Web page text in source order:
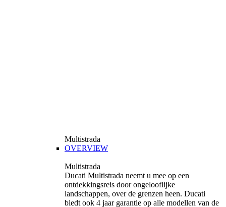
Multistrada
OVERVIEW
Multistrada
Ducati Multistrada neemt u mee op een
ontdekkingsreis door ongelooflijke
landschappen, over de grenzen heen. Ducati
biedt ook 4 jaar garantie op alle modellen van de